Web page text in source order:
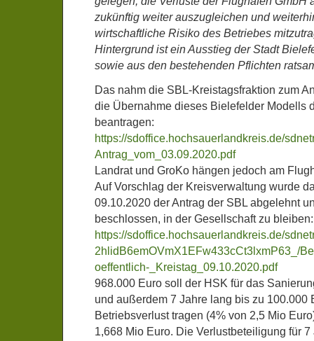
zukünftig weiter auszugleichen und
wirtschaftliche Risiko des Betriebes
Hintergrund ist ein Ausstieg der Stadt
sowie aus den bestehenden Pflichten
Das nahm die SBL-Kreistagsfraktion zum
die Übernahme dieses Bielefelder Modells
beantragen:
https://sdoffice.hochsauerlandkreis.de/
Antrag_vom_03.09.2020.pdf
Landrat und GroKo hängen jedoch am
Auf Vorschlag der Kreisverwaltung wurde
09.10.2020 der Antrag der SBL abgelehnt
beschlossen, in der Gesellschaft zu bleiben:
https://sdoffice.hochsauerlandkreis.de/
2hlidB6emOVmX1EFw433cCt3lxmP63_/
oeffentlich-_Kreistag_09.10.2020.pdf
968.000 Euro soll der HSK für das
und außerdem 7 Jahre lang bis zu 100.000
Betriebsverlust tragen (4% von 2,5 Mio
1,668 Mio Euro. Die Verlustbeteiligung für